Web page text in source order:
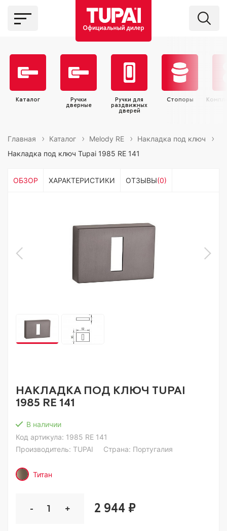
Каталог
Ручки
дверные
Ручки для
раздвижных
дверей
Стопоры
Главная Каталог Melody RE
Накладка под ключ
Накладка под ключ Tupai 1985 RE 141
ОБЗОР ХАРАКТЕРИСТИКИ ОТЗЫВЫ(0)
НАКЛАДКА ПОД КЛЮЧ TUPAI
1985 RE 141
Код артикула: 1985 RE 141
Производитель: TUPAI Страна: Португалия
В наличии
Титан
- + 2 944 ₽